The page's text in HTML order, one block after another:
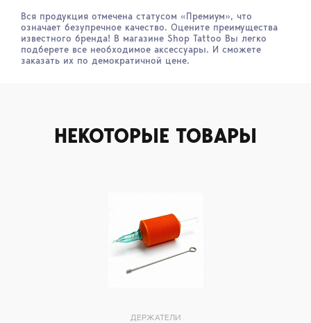
Вся продукция отмечена статусом «Премиум», что
означает безупречное качество. Оцените преимущества
известного бренда! В магазине Shop Tattoo Вы легко
подберете все необходимое аксессуары. И сможете
заказать их по демократичной цене.
НЕКОТОРЫЕ ТОВАРЫ
ДЕРЖАТЕЛИ